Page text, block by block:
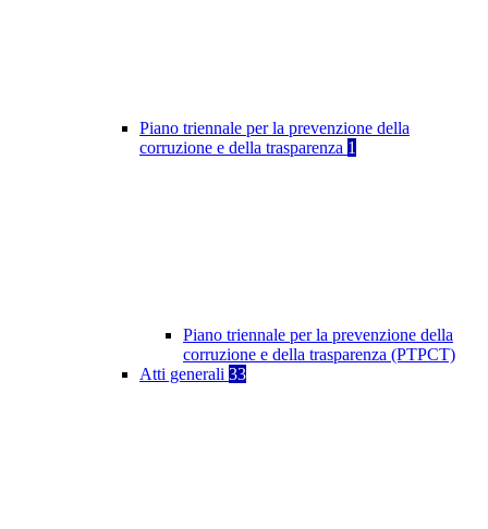
Piano triennale per la prevenzione della
corruzione e della trasparenza 1
Piano triennale per la prevenzione della
corruzione e della trasparenza (PTPCT)
Atti generali 33